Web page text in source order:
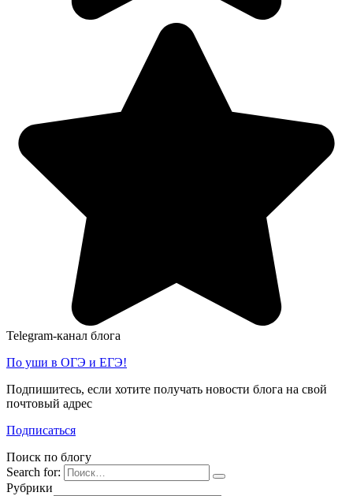
Telegram-канал блога
По уши в ОГЭ и ЕГЭ!
Подпишитесь, если хотите получать новости блога на свой
почтовый адрес
Подписаться
Поиск по блогу
Search for:
Рубрики